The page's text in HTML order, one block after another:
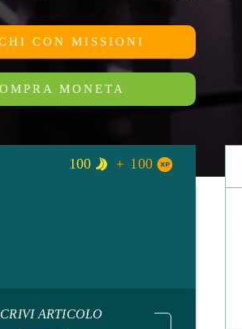
CON MISSIONI
MONETA
100 100
ARTICOLO